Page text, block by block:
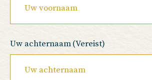
Uw achternaam(Vereist)